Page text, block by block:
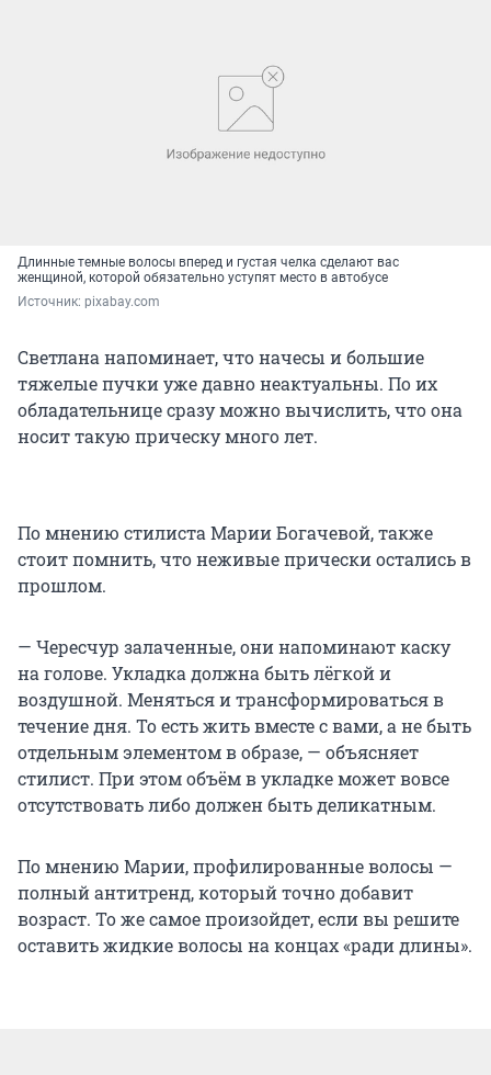
Длинные темные волосы вперед и густая челка сделают вас
женщиной, которой обязательно уступят место в автобусе
Источник: pixabay.com
Светлана напоминает, что начесы и большие
тяжелые пучки уже давно неактуальны. По их
обладательнице сразу можно вычислить, что она
носит такую прическу много лет.
По мнению стилиста Марии Богачевой, также
стоит помнить, что неживые прически остались в
прошлом.
— Чересчур залаченные, они напоминают каску
на голове. Укладка должна быть лёгкой и
воздушной. Меняться и трансформироваться в
течение дня. То есть жить вместе с вами, а не быть
отдельным элементом в образе, — объясняет
стилист. При этом объём в укладке может вовсе
отсутствовать либо должен быть деликатным.
По мнению Марии, профилированные волосы —
полный антитренд, который точно добавит
возраст. То же самое произойдет, если вы решите
оставить жидкие волосы на концах «ради длины».